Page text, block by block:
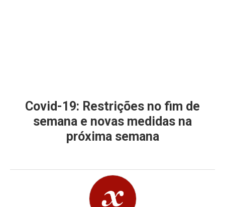
Covid-19: Restrições no fim de
semana e novas medidas na
próxima semana